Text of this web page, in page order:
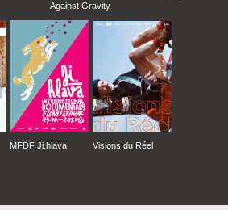
Against Gravity
MFDF Ji.hlava Visions du Réel